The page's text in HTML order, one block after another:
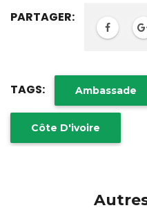
PARTAGER:
TAGS: Ambassade
Côte D'ivoire